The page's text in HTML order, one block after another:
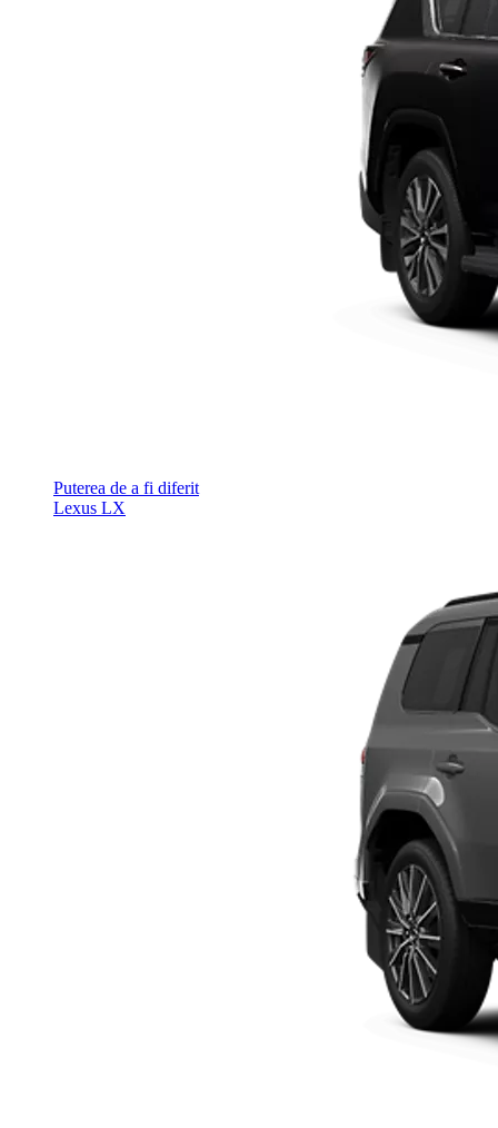
Puterea de a fi diferit
Lexus LX